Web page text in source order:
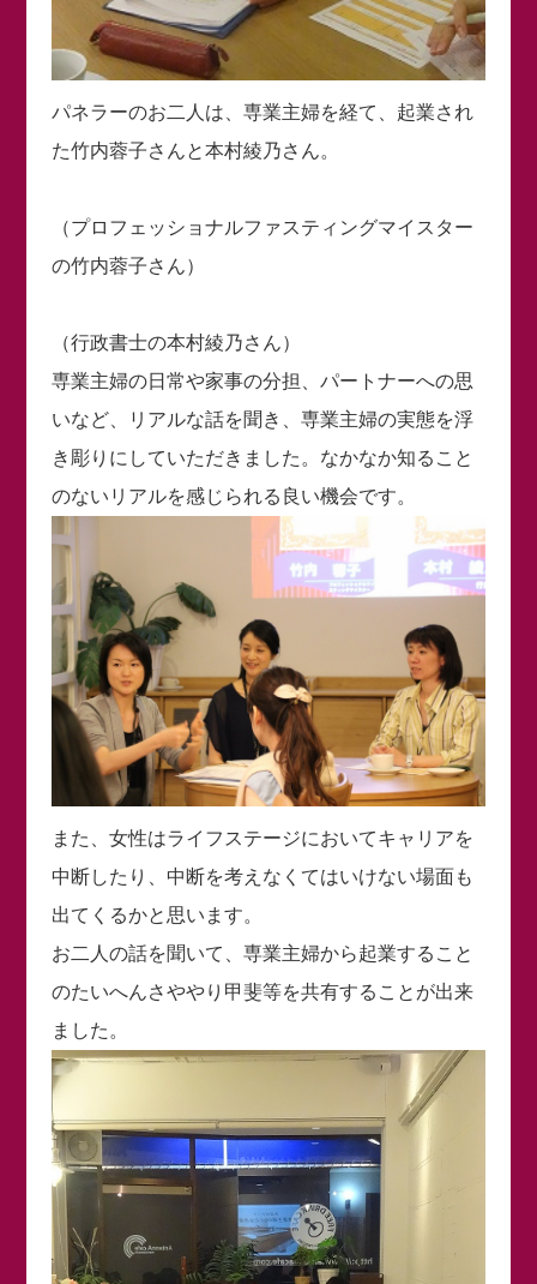
パネラーのお二人は、専業主婦を経て、起業され
た竹内蓉子さんと本村綾乃さん。
（プロフェッショナルファスティングマイスター
の竹内蓉子さん）
（行政書士の本村綾乃さん）
専業主婦の日常や家事の分担、パートナーへの思
いなど、リアルな話を聞き、専業主婦の実態を浮
き彫りにしていただきました。なかなか知ること
のないリアルを感じられる良い機会です。
また、女性はライフステージにおいてキャリアを
中断したり、中断を考えなくてはいけない場面も
出てくるかと思います。
お二人の話を聞いて、専業主婦から起業すること
のたいへんさややり甲斐等を共有することが出来
ました。